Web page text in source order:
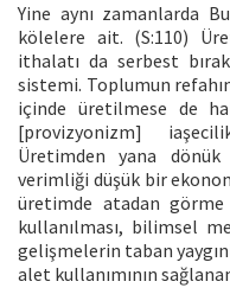
Yine aynı zamanlarda
kölelere ait. (S:110)
ithalatı da serbest
sistemi. Toplumun
içinde üretilmese de
[provizyonizm]
Üretimden yana
verimliği düşük bir
üretimde atadan
kullanılması, bilimsel
gelişmelerin taban
alet kullanımının